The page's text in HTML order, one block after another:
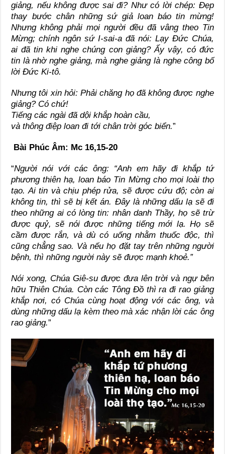
giảng, nếu không được sai đi? Như có lời chép: Đẹp
thay bước chân những sứ giả loan báo tin mừng!
Nhưng không phải mọi người đều đã vâng theo Tin
Mừng; chính ngôn sứ I-sai-a đã nói: Lạy Đức Chúa,
ai đã tin khi nghe chúng con giảng? Ấy vậy, có đức
tin là nhờ nghe giảng, mà nghe giảng là nghe công bố
lời Đức Ki-tô.
Nhưng tôi xin hỏi: Phải chăng họ đã không được nghe
giảng? Có chứ!
Tiếng các ngài đã dội khắp hoàn cầu,
và thông điệp loan đi tới chân trời góc biển.”
Bài Phúc Âm: Mc 16,15-20
“Người nói với các ông: “Anh em hãy đi khắp tứ
phương thiên hạ, loan báo Tin Mừng cho mọi loài thọ
tạo. Ai tin và chịu phép rửa, sẽ được cứu độ; còn ai
không tin, thì sẽ bị kết án. Đây là những dấu lạ sẽ đi
theo những ai có lòng tin: nhân danh Thầy, họ sẽ trừ
được quỷ, sẽ nói được những tiếng mới lạ. Họ sẽ
cầm được rắn, và dù có uống nhằm thuốc độc, thì
cũng chẳng sao. Và nếu họ đặt tay trên những người
bệnh, thì những người này sẽ được mạnh khoẻ.”
Nói xong, Chúa Giê-su được đưa lên trời và ngự bên
hữu Thiên Chúa. Còn các Tông Đồ thì ra đi rao giảng
khắp nơi, có Chúa cùng hoạt động với các ông, và
dùng những dấu lạ kèm theo mà xác nhận lời các ông
rao giảng.”